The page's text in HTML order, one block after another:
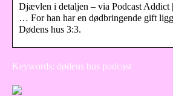
Djævlen i detaljen – via Podcast Addict
… For han har en dødbringende gift
Dødens hus 3:3.
Keywords: dødens hus podcast